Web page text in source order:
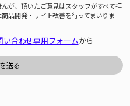
が、頂いたご意見はスタッフがすべて拝
品開発・サイト改善を行ってまいりま
い合わせ専用フォームから